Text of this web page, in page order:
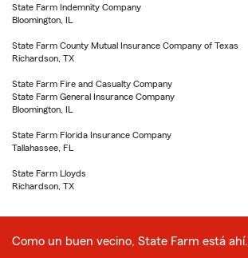
State Farm Indemnity Company
Bloomington, IL
State Farm County Mutual Insurance Company of Texas
Richardson, TX
State Farm Fire and Casualty Company
State Farm General Insurance Company
Bloomington, IL
State Farm Florida Insurance Company
Tallahassee, FL
State Farm Lloyds
Richardson, TX
Como un buen vecino, State Farm está